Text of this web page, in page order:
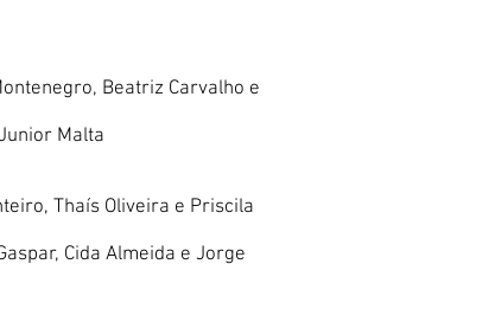
Beatriz Carvalho e
Malta
Thaís Oliveira e Priscila
Cida Almeida e Jorge